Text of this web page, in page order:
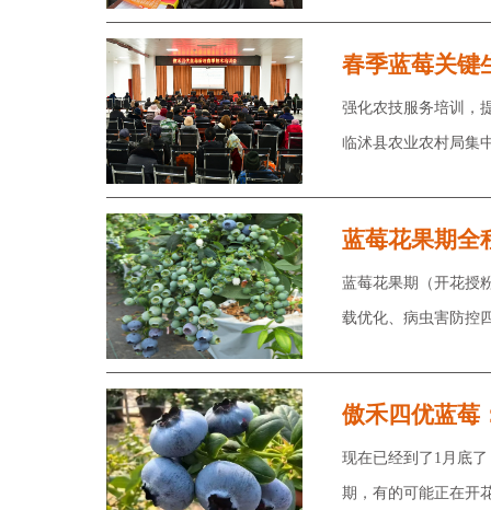
春季蓝莓关键
强化农技服务培训，
临沭县农业农村局集
蓝莓花果期全
蓝莓花果期（开花授
载优化、病虫害防控
傲禾四优蓝莓
现在已经到了1月底
期，有的可能正在开